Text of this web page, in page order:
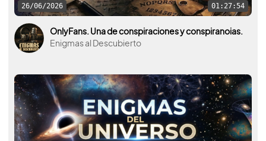
26/06/2026 01:27:54
OnlyFans. Una de conspiraciones y conspiranoias.
Enigmas al Descubierto